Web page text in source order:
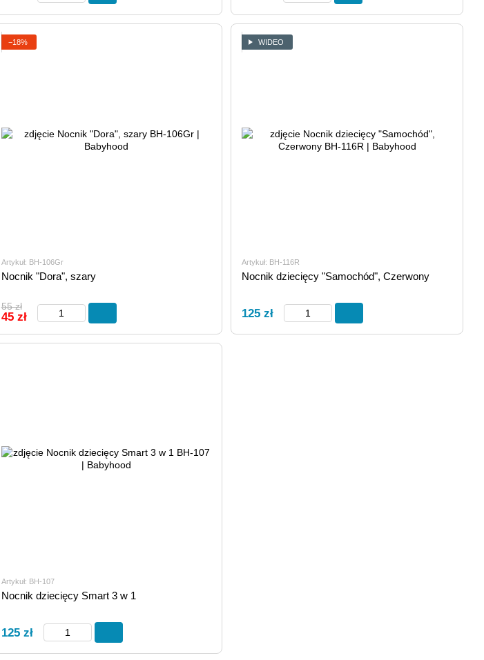
−18%
Artykuł: BH-106Gr
Nocnik "Dora", szary
55 zł
45 zł
WIDEO
Artykuł: BH-116R
Nocnik dziecięcy "Samochód", Czerwony
125 zł
Artykuł: BH-107
Nocnik dziecięcy Smart 3 w 1
125 zł